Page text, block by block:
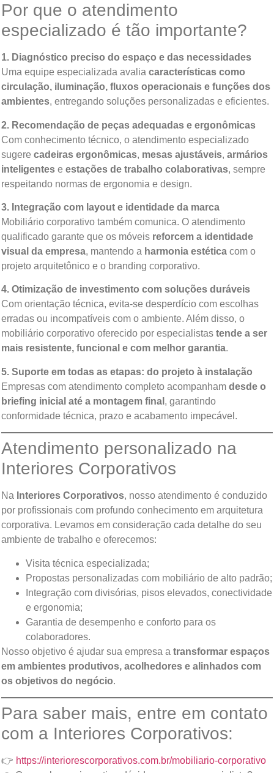
Por que o atendimento
especializado é tão importante?
1. Diagnóstico preciso do espaço e das necessidades
Uma equipe especializada avalia características como
circulação, iluminação, fluxos operacionais e funções dos
ambientes, entregando soluções personalizadas e eficientes.
2. Recomendação de peças adequadas e ergonômicas
Com conhecimento técnico, o atendimento especializado
sugere cadeiras ergonômicas, mesas ajustáveis, armários
inteligentes e estações de trabalho colaborativas, sempre
respeitando normas de ergonomia e design.
3. Integração com layout e identidade da marca
Mobiliário corporativo também comunica. O atendimento
qualificado garante que os móveis reforcem a identidade
visual da empresa, mantendo a harmonia estética com o
projeto arquitetônico e o branding corporativo.
4. Otimização de investimento com soluções duráveis
Com orientação técnica, evita-se desperdício com escolhas
erradas ou incompatíveis com o ambiente. Além disso, o
mobiliário corporativo oferecido por especialistas tende a ser
mais resistente, funcional e com melhor garantia.
5. Suporte em todas as etapas: do projeto à instalação
Empresas com atendimento completo acompanham desde o
briefing inicial até a montagem final , garantindo
conformidade técnica, prazo e acabamento impecável.
Atendimento personalizado na
Interiores Corporativos
Na Interiores Corporativos, nosso atendimento é conduzido
por profissionais com profundo conhecimento em arquitetura
corporativa. Levamos em consideração cada detalhe do seu
ambiente de trabalho e oferecemos:
Visita técnica especializada;
Propostas personalizadas com mobiliário de alto padrão;
Integração com divisórias, pisos elevados, conectividade
e ergonomia;
Garantia de desempenho e conforto para os
colaboradores.
Nosso objetivo é ajudar sua empresa a transformar espaços
em ambientes produtivos, acolhedores e alinhados com
os objetivos do negócio.
Para saber mais, entre em contato
com a Interiores Corporativos:
👉 https://interiorescorporativos.com.br/mobiliario-corporativo